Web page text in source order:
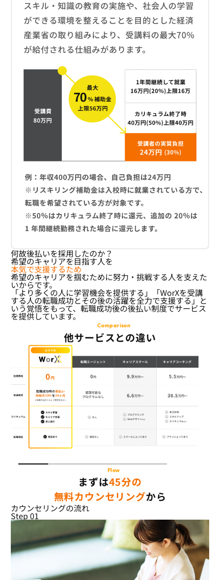
何故後払いを採用したのか？
希望のキャリアを目指す人を
本気で支援するため
希望のキャリアを掴むために努力・挑戦する人を支えた
いからです。
「より多くの人に学習機会を提供する」「WorXを受講
する人の転職成功とその後の活躍を全力で支援する」と
いう覚悟をもって、転職成功後の後払い制度でサービス
を提供しています。
Comparison
他サービスとの違い
Flow
まずは45分の
無料カウンセリングから
カウンセリングの流れ
Step 01